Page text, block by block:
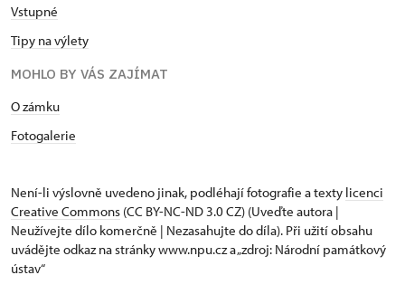
Vstupné
Tipy na výlety
MOHLO BY VÁS ZAJÍMAT
O zámku
Fotogalerie
Není-li výslovně uvedeno jinak, podléhají fotografie a texty licenci
Creative Commons (CC BY-NC-ND 3.0 CZ) (Uveďte autora |
Neužívejte dílo komerčně | Nezasahujte do díla). Při užití obsahu
uvádějte odkaz na stránky www.npu.cz a „zdroj: Národní památkový
ústav“